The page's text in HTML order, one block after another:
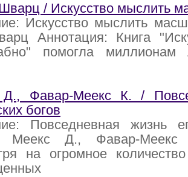
/ Искусство мыслить
Искусство мыслить
Аннотация: Книга
помогла миллионам
Фавар-Меекс К. /
богов
Повседневная жизнь
Меекс Д., Фавар-Меекс
на огромное